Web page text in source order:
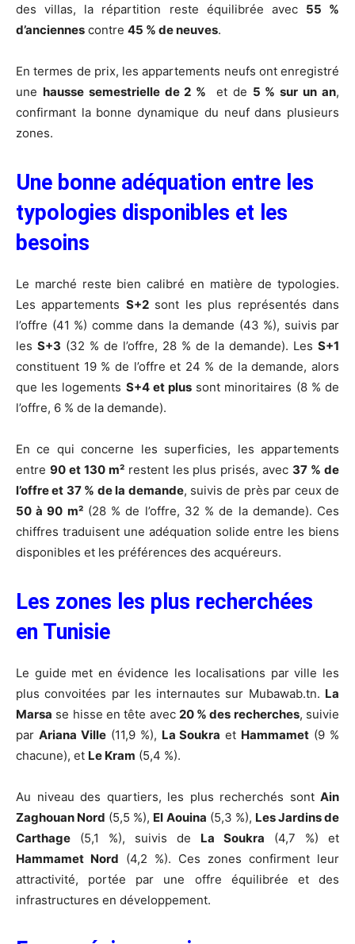
des villas, la répartition reste équilibrée avec 55 %
d’anciennes contre 45 % de neuves.
En termes de prix, les appartements neufs ont enregistré
une hausse semestrielle de 2 % et de 5 % sur un an,
confirmant la bonne dynamique du neuf dans plusieurs
zones.
Une bonne adéquation entre les
typologies disponibles et les
besoins
Le marché reste bien calibré en matière de typologies.
Les appartements S+2sont les plus représentés dans
l’offre (41 %) comme dans la demande (43 %), suivis par
les S+3 (32 % de l’offre, 28 % de la demande). Les S+1
constituent 19 % de l’offre et 24 % de la demande, alors
que les logements S+4 et plus sont minoritaires (8 % de
l’offre, 6 % de la demande).
En ce qui concerne les superficies, les appartements
entre 90 et 130 m²restent les plus prisés, avec 37 % de
l’offre et 37 % de la demande, suivis de près par ceux de
50 à 90 m²(28 % de l’offre, 32 % de la demande). Ces
chiffres traduisent une adéquation solide entre les biens
disponibles et les préférences des acquéreurs.
Les zones les plus recherchées
en Tunisie
Le guide met en évidence les localisations par ville les
plus convoitées par les internautes sur Mubawab.tn. La
Marsa se hisse en tête avec 20 % des recherches, suivie
par Ariana Ville(11,9 %), La Soukra et Hammamet (9 %
chacune), et Le Kram (5,4 %).
Au niveau des quartiers, les plus recherchés sont Ain
Zaghouan Nord (5,5 %), El Aouina (5,3 %), Les Jardins de
Carthage (5,1 %), suivis de La Soukra (4,7 %) et
Hammamet Nord (4,2 %). Ces zones confirment leur
attractivité, portée par une offre équilibrée et des
infrastructures en développement.